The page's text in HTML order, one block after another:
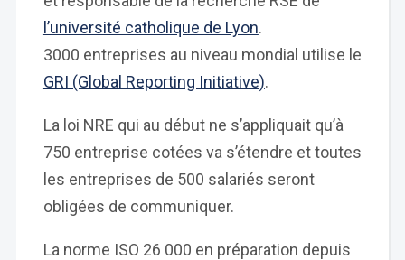
l’université catholique de Lyon.
3000 entreprises au niveau mondial utilise le
GRI (Global Reporting Initiative).
La loi NRE qui au début ne s’appliquait qu’à
750 entreprise cotées va s’étendre et toutes
les entreprises de 500 salariés seront
obligées de communiquer.
La norme ISO 26 000 en préparation depuis